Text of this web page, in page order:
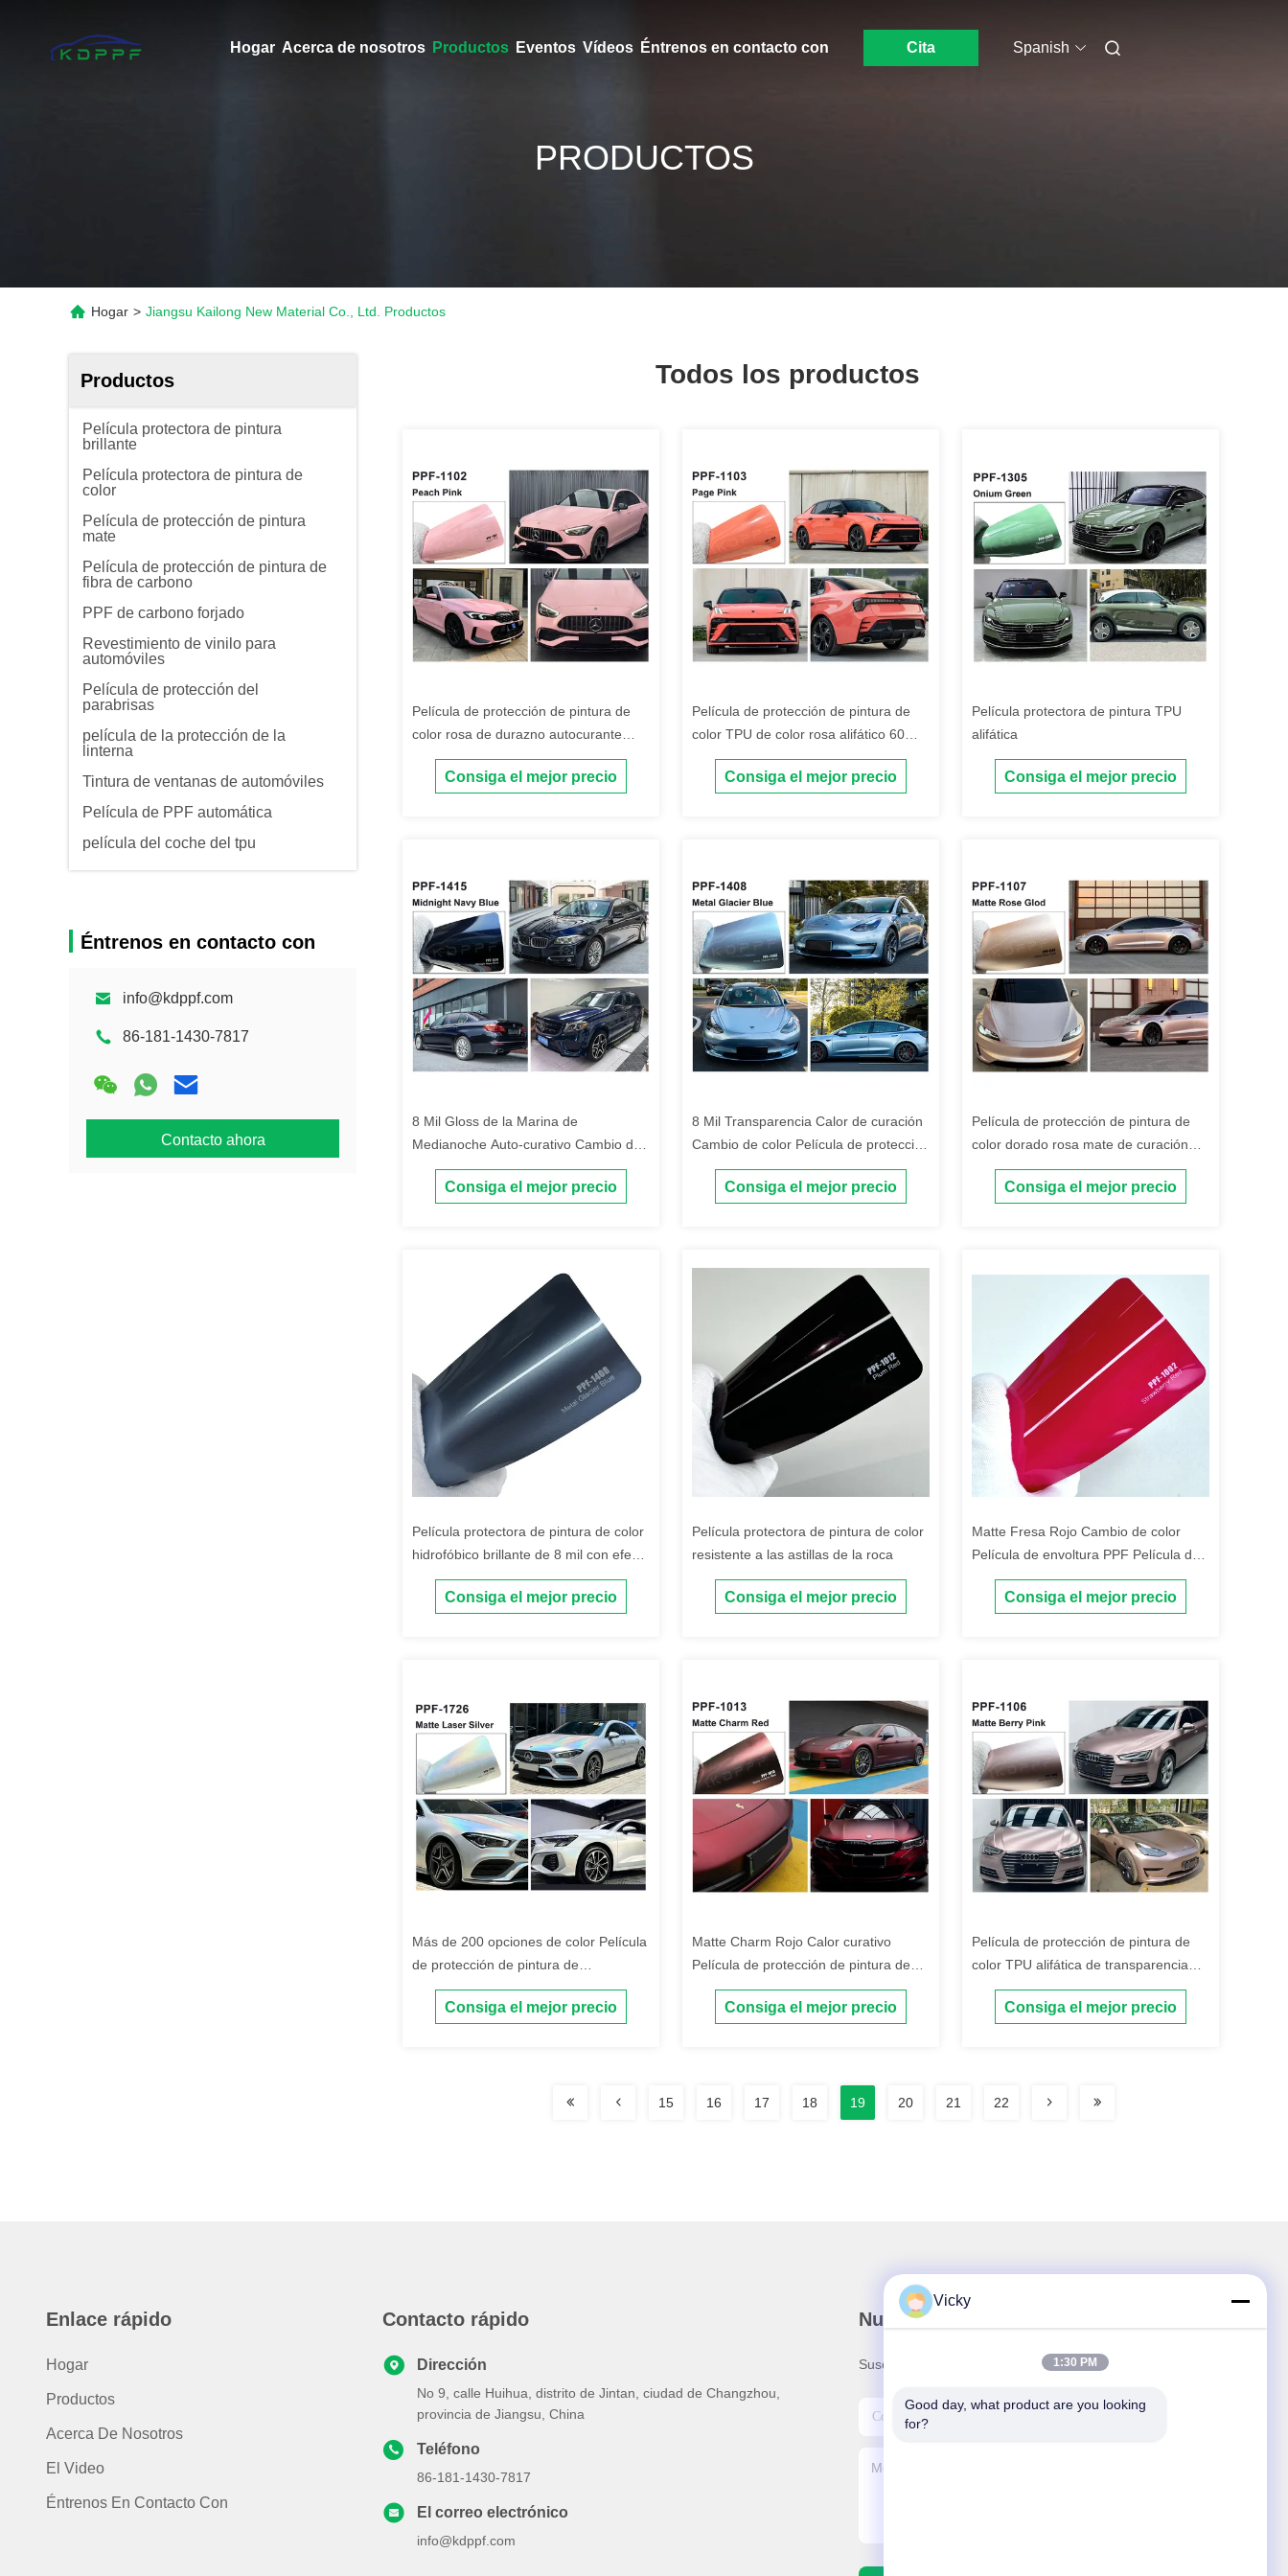
Hogar Acerca de nosotros Productos Eventos Vídeos Éntrenos en contacto con Cita Spanish
PRODUCTOS
Hogar > Jiangsu Kailong New Material Co., Ltd. Productos
Productos
Película protectora de pintura
brillante
Película protectora de pintura de
color
Película de protección de pintura
mate
Película de protección de pintura de
fibra de carbono
PPF de carbono forjado
Revestimiento de vinilo para
automóviles
Película de protección del
parabrisas
película de la protección de la
linterna
Tintura de ventanas de automóviles
Película de PPF automática
película del coche del tpu
Éntrenos en contacto con
info@kdppf.com
86-181-1430-7817
Contacto ahora
Todos los productos
Película de protección de pintura de
color rosa de durazno autocurante
1.52X16m Película PPF de color
antibacteriano
Consiga el mejor precio
Película de protección de pintura de
color TPU de color rosa alifático 60
pulgadas x 53 pies Película de
envoltura de color PPF
Consiga el mejor precio
Película protectora de pintura TPU
alifática
Consiga el mejor precio
8 Mil Gloss de la Marina de
Medianoche Auto-curativo Cambio de
color Película de protección de pintura
Consiga el mejor precio
8 Mil Transparencia Calor de curación
Cambio de color Película de protección
de pintura con capa superior
hidrofóbica
Consiga el mejor precio
Película de protección de pintura de
color dorado rosa mate de curación
térmica
Consiga el mejor precio
Película protectora de pintura de color
hidrofóbico brillante de 8 mil con efecto
de autocuración y pegamento Ashland
Consiga el mejor precio
Película protectora de pintura de color
resistente a las astillas de la roca
Consiga el mejor precio
Matte Fresa Rojo Cambio de color
Película de envoltura PPF Película de
protección de pintura de automóviles
invisibleConsiga el mejor precio
Más de 200 opciones de color Película
de protección de pintura de
automóviles con pegamento Ashland
Consiga el mejor precio
Matte Charm Rojo Calor curativo
Película de protección de pintura de
color Hidrofobia Película de envoltura
de automóviles de color mate
Consiga el mejor precio
Película de protección de pintura de
color TPU alifática de transparencia
con separabilidad pelable y
pegamento Ashland
Consiga el mejor precio
15 16 17 18 19 20 21 22
Enlace rápido
Hogar
Productos
Acerca De Nosotros
El Video
Éntrenos En Contacto Con
Contacto rápido
Dirección
No 9, calle Huihua, distrito de Jintan, ciudad de Changzhou,
provincia de Jiangsu, China
Teléfono
86-181-1430-7817
El correo electrónico
info@kdppf.com
Nuestro boletín
Suscríbete a nuestro boletín para obtener descuentos y más.
Vicky
1:30 PM
Good day, what product are you looking
for?